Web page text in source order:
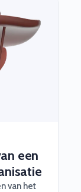
en
je
een
van het